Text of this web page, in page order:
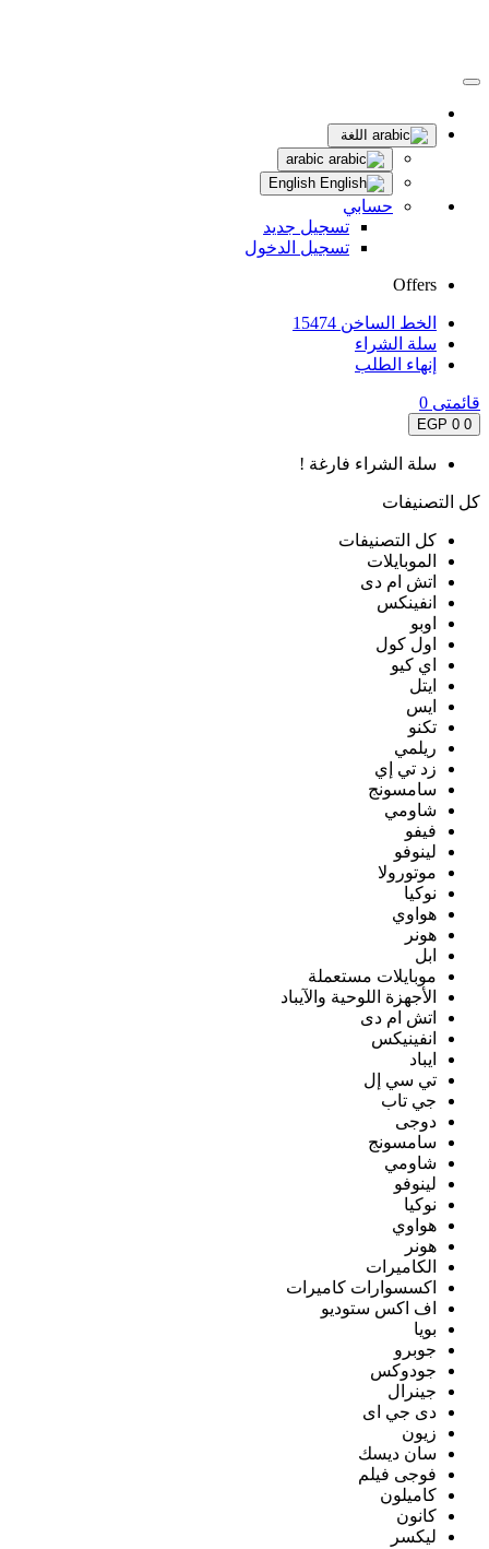
اللغة
حسابي
تسجيل جديد
تسجيل الدخول
Offers
الخط الساخن 15474
سلة الشراء
إنهاء الطلب
قائمتى 0
0
0 EGP
سلة الشراء فارغة !
كل التصنيفات
كل التصنيفات
الموبايلات
اتش ام دى
انفينكس
اوبو
اول كول
اي كيو
ايتل
ايس
تكنو
ريلمي
زد تي إي
سامسونج
شاومي
فيفو
لينوفو
موتورولا
نوكيا
هواوي
هونر
ابل
موبايلات مستعملة
الأجهزة اللوحية والآيباد
اتش ام دى
انفينيكس
ايباد
تي سي إل
جي تاب
دوجى
سامسونج
شاومي
لينوفو
نوكيا
هواوي
هونر
الكاميرات
اكسسوارات كاميرات
اف اكس ستوديو
بويا
جوبرو
جودوكس
جينرال
دى جي اى
زيون
سان ديسك
فوجى فيلم
كاميلون
كانون
ليكسر